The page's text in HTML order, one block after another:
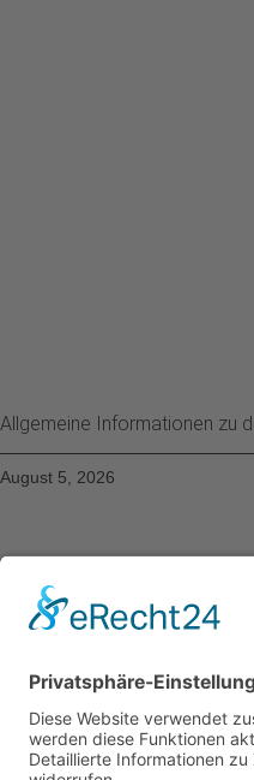
Allgemeine Informationen zu
August 5, 2026